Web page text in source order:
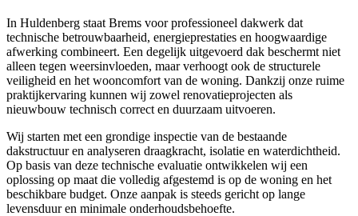
In Huldenberg staat Brems voor professioneel dakwerk dat
technische betrouwbaarheid, energieprestaties en hoogwaardige
afwerking combineert. Een degelijk uitgevoerd dak beschermt niet
alleen tegen weersinvloeden, maar verhoogt ook de structurele
veiligheid en het wooncomfort van de woning. Dankzij onze ruime
praktijkervaring kunnen wij zowel renovatieprojecten als
nieuwbouw technisch correct en duurzaam uitvoeren.
Wij starten met een grondige inspectie van de bestaande
dakstructuur en analyseren draagkracht, isolatie en waterdichtheid.
Op basis van deze technische evaluatie ontwikkelen wij een
oplossing op maat die volledig afgestemd is op de woning en het
beschikbare budget. Onze aanpak is steeds gericht op lange
levensduur en minimale onderhoudsbehoefte.